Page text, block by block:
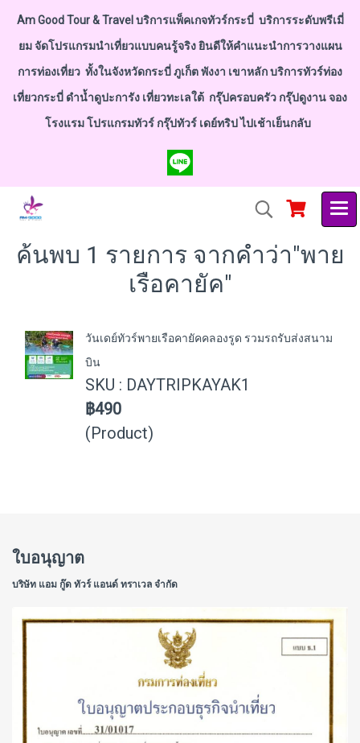
Am Good Tour & Travel บริการแพ็คเกจทัวร์กระบี่ บริการระดับพรีเมี่
ยม จัดโปรแกรมนำเที่ยวแบบคนรู้จริง ยินดีให้คำแนะนำการวางแผน
การท่องเที่ยว ทั้งในจังหวัดกระบี่ ภูเก็ต พังงา เขาหลัก บริการทัวร์ท่อง
เที่ยวกระบี่ ดำน้ำดูปะการัง เที่ยวทะเลใต้ กรุ๊ปครอบครัว กรุ๊ปดูงาน จอง
โรงแรม โปรแกรมทัวร์ กรุ๊ปทัวร์ เดย์ทริป ไปเช้าเย็นกลับ
ค้นพบ 1 รายการ จากคำว่า"พาย
เรือคายัค"
วันเดย์ทัวร์พายเรือคายัคคลองรูด รวมรถรับส่งสนาม
บิน
SKU : DAYTRIPKAYAK1
฿490
(Product)
ใบอนุญาต
บริษัท แอม กู๊ด ทัวร์ แอนด์ ทราเวล จำกัด